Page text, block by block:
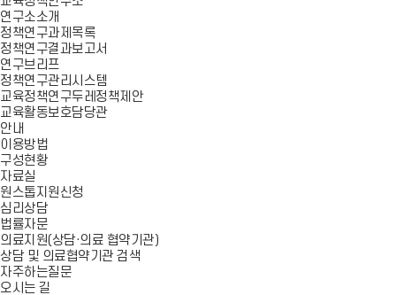
연구소소개
정책연구과제목록
정책연구결과보고서
연구브리프
정책연구관리시스템
교육정책연구두레정책제안
교육활동보호담당관
안내
이용방법
구성현황
자료실
원스톱지원신청
심리상담
법률자문
의료지원(상담·의료 협약기관)
상담 및 의료협약기관 검색
자주하는질문
오시는 길